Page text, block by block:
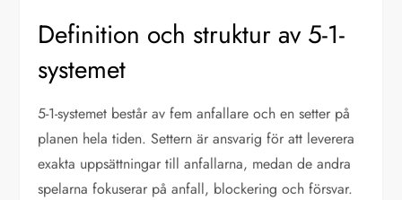
Definition och struktur av 5-1-
systemet
5-1-systemet består av fem anfallare och en setter på
planen hela tiden. Settern är ansvarig för att leverera
exakta uppsättningar till anfallarna, medan de andra
spelarna fokuserar på anfall, blockering och försvar.